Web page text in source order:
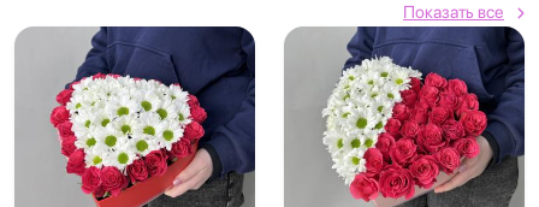
Показать все